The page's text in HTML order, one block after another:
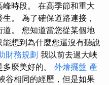
時段。 在高季節和重大
。 為了確保道路連接，
。 您知道當您從某個地
想到為什麼您還沒有聽說
財務規劃 我以前去過大峽
麼美好的。 外燴擺盤 產
谷相同的經歷，但是如果